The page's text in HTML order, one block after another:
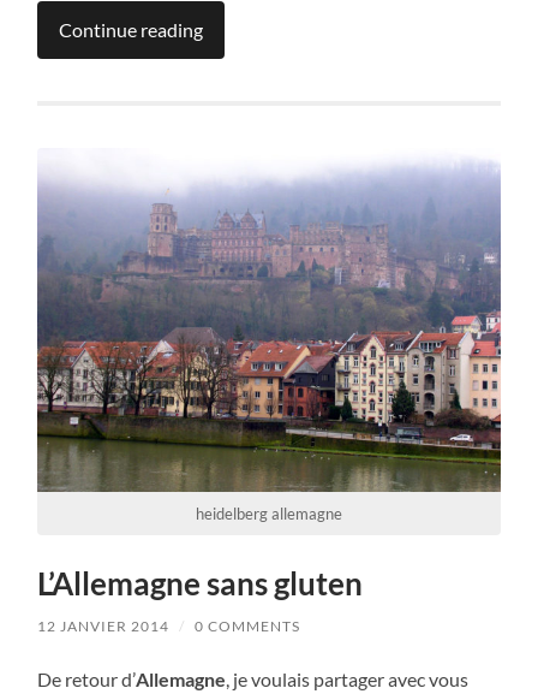
Continue reading
heidelberg allemagne
L’Allemagne sans gluten
12 JANVIER 2014 / 0 COMMENTS
De retour d’Allemagne , je voulais partager avec vous